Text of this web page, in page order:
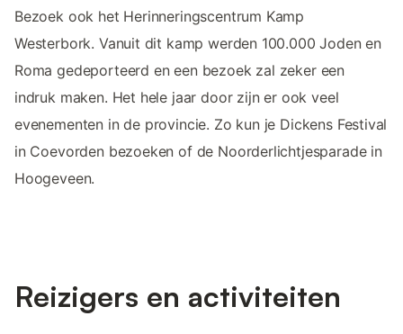
Bezoek ook het Herinneringscentrum Kamp
Westerbork. Vanuit dit kamp werden 100.000 Joden en
Roma gedeporteerd en een bezoek zal zeker een
indruk maken. Het hele jaar door zijn er ook veel
evenementen in de provincie. Zo kun je Dickens Festival
in Coevorden bezoeken of de Noorderlichtjesparade in
Hoogeveen.
Reizigers en activiteiten